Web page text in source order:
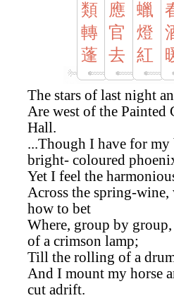
類
轉
蓬
應
官
去
蠟
燈
紅
The stars of last night
Are west of the Painted
Hall.
...Though I have for
bright- coloured
Yet I feel the
Across the spring-
how to bet
Where, group by
of a crimson lamp;
Till the rolling of a
And I mount my horse
cut adrift.